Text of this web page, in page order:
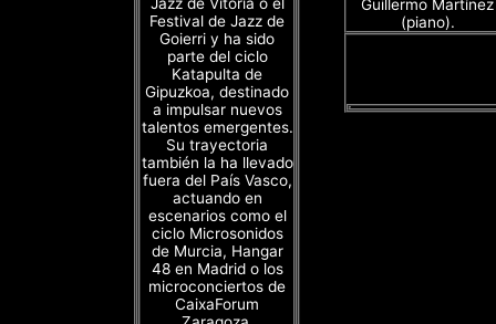
Jazz de Vitoria o el
Festival de Jazz de
Goierri y ha sido
parte del ciclo
Katapulta de
Gipuzkoa, destinado
a impulsar nuevos
talentos emergentes.
Su trayectoria
también la ha llevado
fuera del País Vasco,
actuando en
escenarios como el
ciclo Microsonidos
de Murcia, Hangar
48 en Madrid o los
microconciertos de
CaixaForum
Guillermo Martínez
(piano).